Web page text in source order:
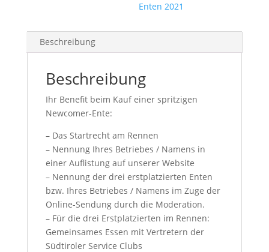
Enten 2021
Beschreibung
Beschreibung
Ihr Benefit beim Kauf einer spritzigen
Newcomer-Ente:
– Das Startrecht am Rennen
– Nennung Ihres Betriebes / Namens in
einer Auflistung auf unserer Website
– Nennung der drei erstplatzierten Enten
bzw. Ihres Betriebes / Namens im Zuge der
Online-Sendung durch die Moderation.
– Für die drei Erstplatzierten im Rennen:
Gemeinsames Essen mit Vertretern der
Südtiroler Service Clubs